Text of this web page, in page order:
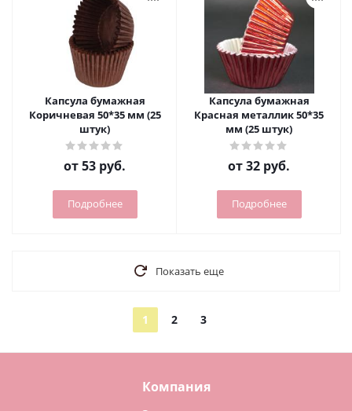
Капсула бумажная
Коричневая 50*35 мм (25
штук)
от53 руб.
Подробнее
Капсула бумажная
Красная металлик 50*35
мм (25 штук)
от32 руб.
Подробнее
Показать еще
1 2 3
Компания